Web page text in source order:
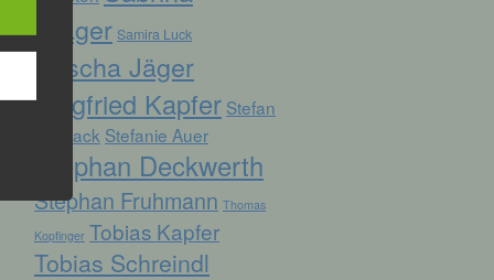
Prager Samira Luck
Sascha Jäger
Siegfried Kapfer Stefan
Biersack Stefanie Auer
Stephan Deckwerth
Stephan Fruhmann Thomas
Kopfinger Tobias Kapfer
Tobias Schreindl